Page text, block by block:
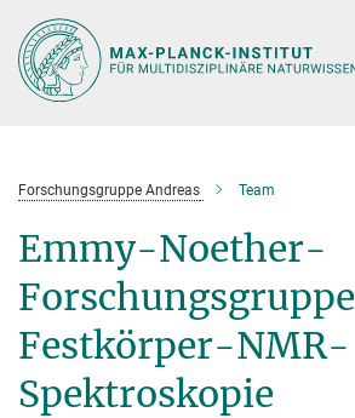
Hauptinhalt
Forschungsgruppe Andreas Team
Emmy-Noether-
Forschungsgruppe
Festkörper-NMR-
Spektroskopie